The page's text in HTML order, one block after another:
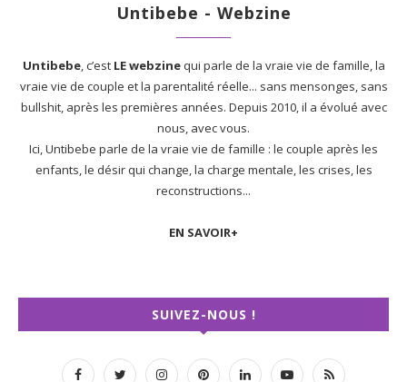
Untibebe - Webzine
Untibebe, c’est LE webzinequi parle de la vraie vie de famille, la
vraie vie de couple et la parentalité réelle... sans mensonges, sans
bullshit, après les premières années. Depuis 2010, il a évolué avec
nous, avec vous.
Ici, Untibebe parle de la vraie vie de famille : le couple après les
enfants, le désir qui change, la charge mentale, les crises, les
reconstructions...
EN SAVOIR+
SUIVEZ-NOUS !